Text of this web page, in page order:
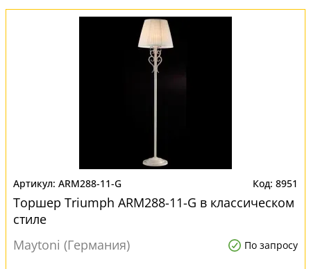
ARM288-11-G 8951
Торшер Triumph ARM288-11-G в классическом
стиле
Maytoni (Германия)
По запросу